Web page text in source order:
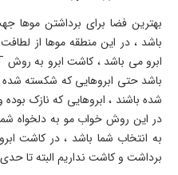
بهترین فضا برای برداشتن
باشد ، در این منطقه موها از
باشد حتی ابروهایی که شکسته شده
شده باشند ، ابروهایی که نازک بوده
در این روش خواب مو به دلخواه
برداشت و کاشت نداریم البته تا